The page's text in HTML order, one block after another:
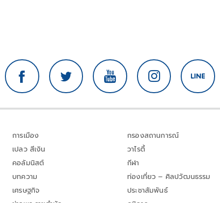
การเมือง
เปลว สีเงิน
คอลัมนิสต์
บทความ
เศรษฐกิจ
กรองสถานการณ์
วาไรตี้
กีฬา
ท่องเที่ยว – ศิลปวัฒนธรรม
ประชาสัมพันธ์